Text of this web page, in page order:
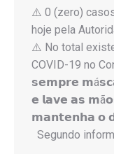
⚠️ 0 (zero)
hoje pela
⚠️ No total
COVID-19 no
𝘀𝗲𝗺𝗽𝗿𝗲
𝗲 𝗹𝗮𝘃𝗲 𝗮𝘀
𝗺𝗮𝗻𝘁𝗲𝗻𝗵𝗮 𝗼
Segundo